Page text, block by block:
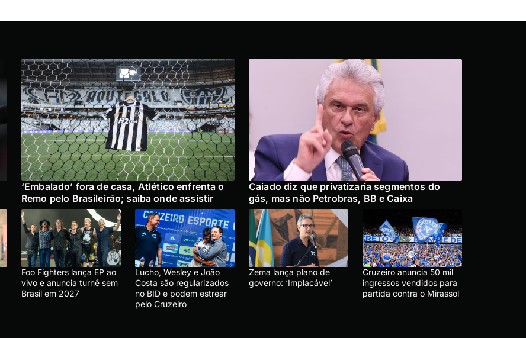
‘Embalado’ fora de casa, Atlético enfrenta o
Remo pelo Brasileirão; saiba onde assistir
Caiado diz que privatizaria segmentos do
gás, mas não Petrobras, BB e Caixa
Foo Fighters lança EP ao
vivo e anuncia turnê sem
Brasil em 2027
Lucho, Wesley e João
Costa são regularizados
no BID e podem estrear
pelo Cruzeiro
Zema lança plano de
governo: ‘Implacável’
Cruzeiro anuncia 50 mil
ingressos vendidos para
partida contra o Mirassol